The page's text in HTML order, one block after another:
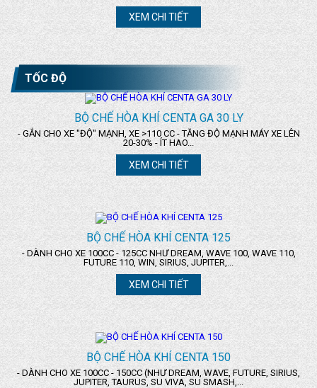
XEM CHI TIẾT
TỐC ĐỘ
BỘ CHẾ HÒA KHÍ CENTA GA 30 LY
- GẮN CHO XE "ĐỘ" MẠNH, XE >110 CC - TĂNG ĐỘ MẠNH MÁY XE LÊN
20-30% - ÍT HAO...
XEM CHI TIẾT
BỘ CHẾ HÒA KHÍ CENTA 125
- DÀNH CHO XE 100CC - 125CC NHƯ DREAM, WAVE 100, WAVE 110,
FUTURE 110, WIN, SIRIUS, JUPITER,...
XEM CHI TIẾT
BỘ CHẾ HÒA KHÍ CENTA 150
- DÀNH CHO XE 100CC - 150CC (NHƯ DREAM, WAVE, FUTURE, SIRIUS,
JUPITER, TAURUS, SU VIVA, SU SMASH,...